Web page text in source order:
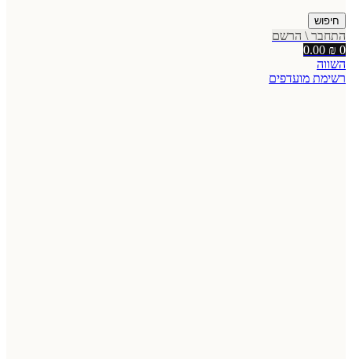
חיפוש
התחבר \ הרשם
0
0.00 ₪
השווה
רשימת מועדפים